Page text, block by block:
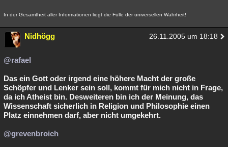
In der Gesamtheit aller Informationen liegt die Fülle der universellen Wahrheit!
Nidhögg 26.11.2005 um 18:18
@rafael
Das ein Gott oder irgend eine höhere Macht der große
Schöpfer und Lenker sein soll, kommt für mich nicht in Frage,
da ich Atheist bin. Desweiteren bin ich der Meinung, das
Wissenschaft sicherlich in Religion und Philosophie einen
Platz einnehmen darf, aber nicht umgekehrt.
@grevenbroich